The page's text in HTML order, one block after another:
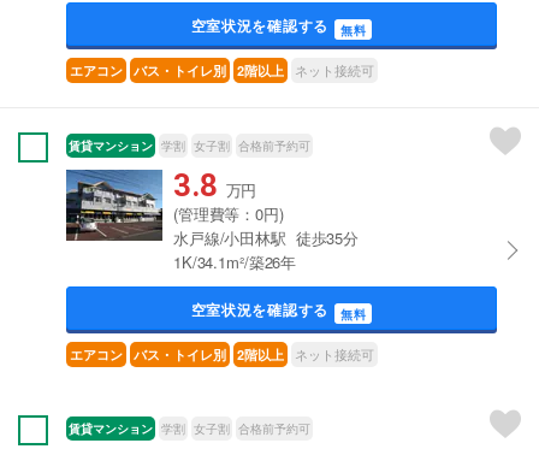
空室状況を確認する 無料
エアコン バス・トイレ別 2階以上 ネット接続可
賃貸マンション 学割 女子割 合格前予約可
3.8 万円
(管理費等：0円)
水戸線/小田林駅 徒歩35分
1K/34.1m²/築26年
空室状況を確認する 無料
エアコン バス・トイレ別 2階以上 ネット接続可
賃貸マンション 学割 女子割 合格前予約可